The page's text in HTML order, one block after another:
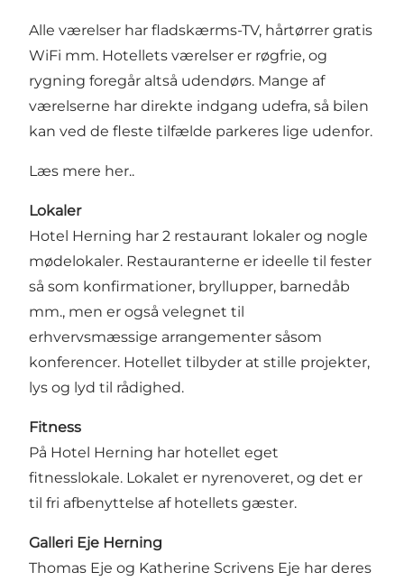
Alle værelser har fladskærms-TV, hårtørrer gratis
WiFi mm. Hotellets værelser er røgfrie, og
rygning foregår altså udendørs. Mange af
værelserne har direkte indgang udefra, så bilen
kan ved de fleste tilfælde parkeres lige udenfor.
Læs mere her..
Lokaler
Hotel Herning har 2 restaurant lokaler og nogle
mødelokaler. Restauranterne er ideelle til fester
så som konfirmationer, bryllupper, barnedåb
mm., men er også velegnet til
erhvervsmæssige arrangementer såsom
konferencer. Hotellet tilbyder at stille projekter,
lys og lyd til rådighed.
Fitness
På Hotel Herning har hotellet eget
fitnesslokale. Lokalet er nyrenoveret, og det er
til fri afbenyttelse af hotellets gæster.
Galleri Eje Herning
Thomas Eje og Katherine Scrivens Eje har deres